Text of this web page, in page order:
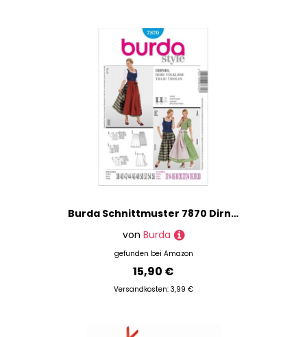
Burda Schnittmuster 7870 Dirndl,Traje Tiroles Gr. 38-56
von Burda
gefunden bei Amazon
15,90 €
Versandkosten: 3,99 €